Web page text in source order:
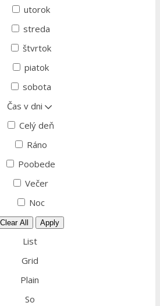
utorok
streda
štvrtok
piatok
sobota
Čas v dni
Celý deň
Ráno
Poobede
Večer
Noc
Clear All Apply
List
Grid
Plain
So